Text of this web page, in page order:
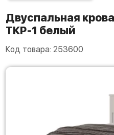
Двуспальная кровать 140х200 Толедо
ТКР-1 белый
Код товара: 253600